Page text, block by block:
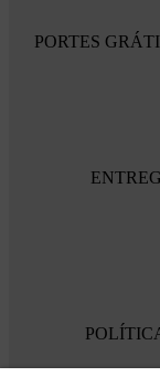
PORTES